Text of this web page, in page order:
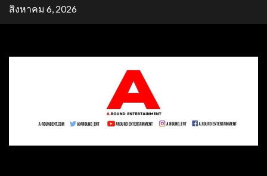
Skipสิงหาคม 6, 2026